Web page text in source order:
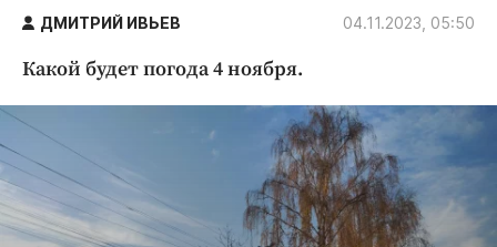
Народные новости
Авто и транспорт
Благоустройство
Культура
Недвижимость и ЖКХ
Образование
ДМИТРИЙ ИВЬЕВ 04.11.2023, 05:50
Какой будет погода 4 ноября.